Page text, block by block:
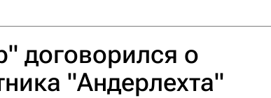
договорился о
"Андерлехта"